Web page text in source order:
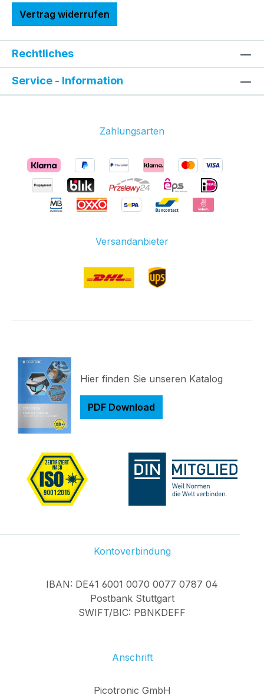
Vertrag widerrufen
Rechtliches
Service - Information
Zahlungsarten
Versandanbieter
Hier finden Sie unseren Katalog
PDF Download
Kontoverbindung
IBAN: DE41 6001 0070 0077 0787 04
Postbank Stuttgart
SWIFT/BIC: PBNKDEFF
Anschrift
Picotronic GmbH